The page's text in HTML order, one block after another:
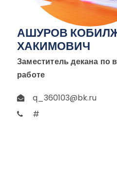
АШУРОВ
ХАКИМОВИЧ
Заместитель декана по
работе
q_360103@bk.ru
#